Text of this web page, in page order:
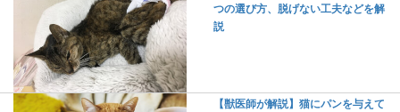
つの選び方、脱げない工夫などを解
説
【獣医師が解説】猫にパンを与えて